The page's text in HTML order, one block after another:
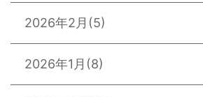
2026年2月 (5)
2026年1月 (8)